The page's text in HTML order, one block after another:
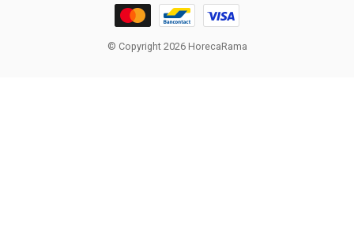
© Copyright 2026 HorecaRama